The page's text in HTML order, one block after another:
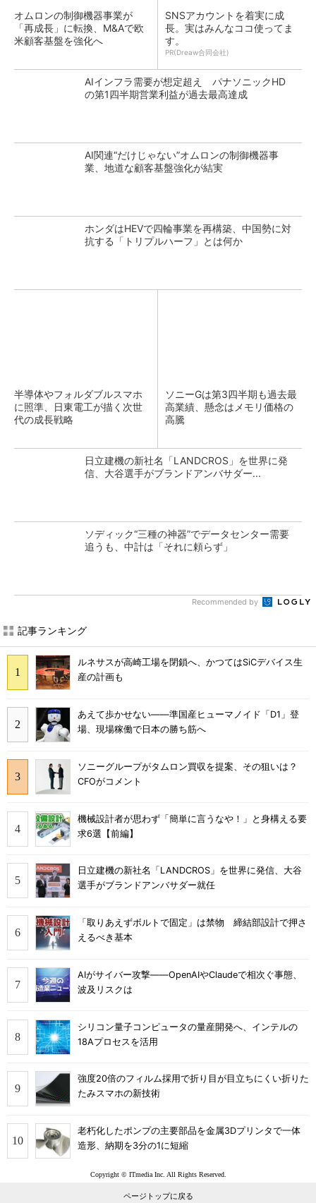
オムロンの制御機器事業が
「再成長」に転換、M&Aで欧
米顧客基盤を強化へ
SNSアカウントを着実に成
長。実はみんなココ使ってま
す。
PR(Dreaw合同会社)
AIインフラ需要が想定超え パナソニックHD
の第1四半期営業利益が過去最高達成
AI関連“だけじゃない”オムロンの制御機器事
業、地道な顧客基盤強化が結実
ホンダはHEVで四輪事業を再構築、中国勢に対
抗する「トリプルハーフ」とは何か
半導体やフォルダブルスマホ
に照準、日東電工が描く次世
代の成長戦略
ソニーGは第3四半期も過去最
高業績、懸念はメモリ価格の
高騰
日立建機の新社名「LANDCROS」を世界に発
信、大谷選手がブランドアンバサダー...
ソディック“三種の神器”でデータセンター需要
追うも、中計は「それに頼らず」
Recommended by
記事ランキング
ルネサスが高崎工場を閉鎖へ、かつてはSiCデバイス生
産の計画も
あえて歩かせない――準国産ヒューマノイド「D1」登
場、現場稼働で日本の勝ち筋へ
ソニーグループがタムロン買収を提案、その狙いは？
CFOがコメント
機械設計者が思わず「簡単に言うなや！」と身構える要
求6選【前編】
日立建機の新社名「LANDCROS」を世界に発信、大谷
選手がブランドアンバサダー就任
「取りあえずボルトで固定」は禁物 締結部設計で押さ
えるべき基本
AIがサイバー攻撃――OpenAIやClaudeで相次ぐ事態、
波及リスクは
シリコン量子コンピュータの量産開発へ、インテルの
18Aプロセスを活用
強度20倍のフィルム採用で折り目が目立ちにくい折りた
たみスマホの新技術
老朽化したポンプの主要部品を金属3Dプリンタで一体
造形、納期を3分の1に短縮
Copyright © ITmedia Inc. All Rights Reserved.
ページトップに戻る